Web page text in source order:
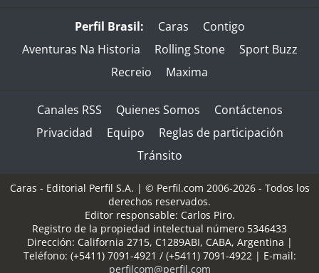
Perfil Brasil: Caras
Contigo
Aventuras Na Historia
Rolling Stone
Sport Buzz
Recreio
Maxima
Canales RSS Quienes Somos
Contáctenos
Privacidad
Equipo
Reglas de participación
Tránsito
Caras - Editorial Perfil S.A. | © Perfil.com 2006-2026 - Todos los
derechos reservados.
Editor responsable: Carlos Piro.
Registro de la propiedad intelectual número 5346433
Dirección: California 2715, C1289ABI, CABA, Argentina |
Teléfono: (+5411) 7091-4921 / (+5411) 7091-4922| E-mail:
perfilcom@perfil.com